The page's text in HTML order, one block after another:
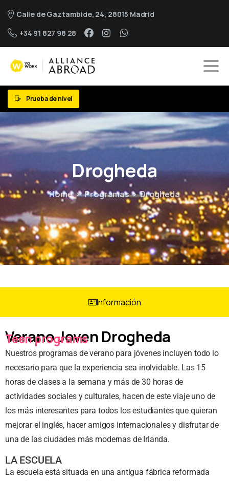
Calle de Gaztambide, 24, 28015 Madrid
+34 91 827 98 28
Prueba de nivel
Drogheda
Home Programas Drogheda
Información
Verano Joven Drogheda
Teen programs
Nuestros programas de verano para jóvenes incluyen todo lo
necesario para que la experiencia sea inolvidable. Las 15
horas de clases a la semana y más de 30 horas de
actividades sociales y culturales, hacen de este viaje uno de
los más interesantes para todos los estudiantes que quieran
mejorar el inglés, hacer amigos internacionales y disfrutar de
una de las ciudades más modernas de Irlanda.
LA ESCUELA
La escuela está situada en una antigua fábrica reformada